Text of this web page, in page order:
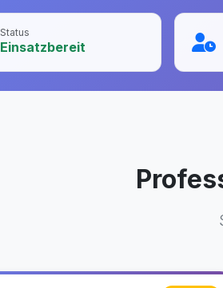
Status
Einsatzbereit